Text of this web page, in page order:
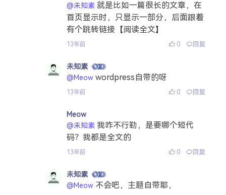
@未知素 就是比如一篇很长的文章，在
首页显示时，只显示一部分，后面跟着
有个跳转链接【阅读全文】
13年前 0 回复
未知素
@Meow wordpress自带的呀
13年前 0 回复
Meow
@未知素 我咋不行勒，是要哪个短代
码？我都是全文的
13年前 0 回复
未知素
@Meow 不会吧，主题自带耶，